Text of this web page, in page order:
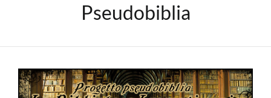
Pseudobiblia